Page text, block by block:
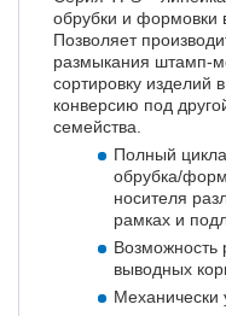
обрубки и формовки
Позволяет
размыкания штамп-
сортировку изделий
конверсию под
семейства.
Полный
обрубка/
носителя
рамках и
Возможность
выводных
Механически